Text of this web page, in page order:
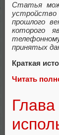
Статья
устройство
прошлого
которого
принятых
Краткая
Читать